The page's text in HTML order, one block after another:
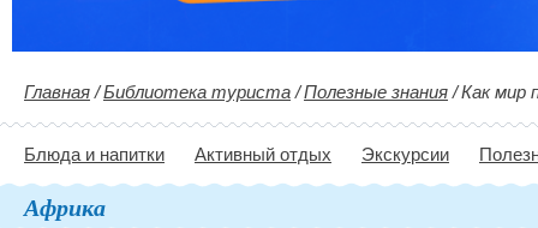
Главная /Библиотека туриста /Полезные знания /Как мир
Блюда и напитки Активный отдых Экскурсии
Африка